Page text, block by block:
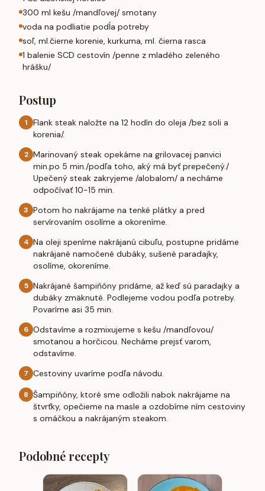
300 ml kešu /mandľovej/ smotany
voda na podliatie podĺa potreby
soľ, ml.čierne korenie, kurkuma, ml. čierna rasca
1 balenie SCD cestovín /penne z mladého zeleného
hrášku/
Postup
1
Flank steak naložte na 12 hodín do oleja /bez soli a
korenia/.
2 Marinovaný steak opekáme na grilovacej panvici
min.po 5 min./podľa toho, aký má byť prepečený./
Upečený steak zakryjeme /alobalom/ a necháme
odpočívať 10-15 min.
3 Potom ho nakrájame na tenké plátky a pred
servírovaním osolíme a okoreníme.
4 Na oleji speníme nakrájanú cibuľu, postupne pridáme
nakrájané namočené dubáky, sušené paradajky,
osolíme, okoreníme.
5 Nakrájané šampiňóny pridáme, až keď sú paradajky a
dubáky zmäknuté. Podlejeme vodou podľa potreby.
Povaríme asi 35 min.
6 Odstavíme a rozmixujeme s kešu /mandľovou/
smotanou a horčicou. Necháme prejsť varom,
odstavíme.
7 Cestoviny uvaríme podľa návodu.
8 Šampiňóny, ktoré sme odložili nabok nakrájame na
štvrťky, opečieme na masle a ozdobíme ním cestoviny
s omáčkou a nakrájaným steakom.
Podobné recepty